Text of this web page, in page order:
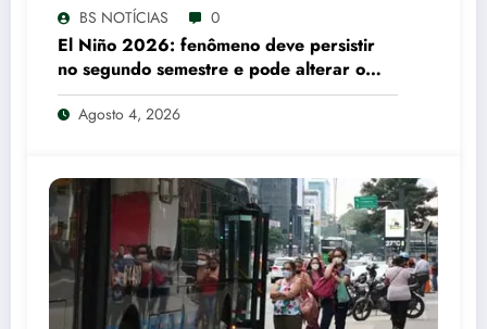
BS NOTÍCIAS 0
El Niño 2026: fenômeno deve persistir
no segundo semestre e pode alterar o
regime de chuvas em diferentes regiões
do Brasil
Agosto 4, 2026